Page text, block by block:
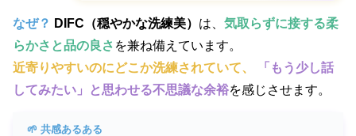
なぜ？ DIFC（穏やかな洗練美） は、 気取らずに接する柔
らかさと品の良さ を兼ね備えています。
近寄りやすいのにどこか洗練されていて、
「もう少し話
してみたい」と思わせる不思議な余裕を感じさせます。
🌱 共感あるある